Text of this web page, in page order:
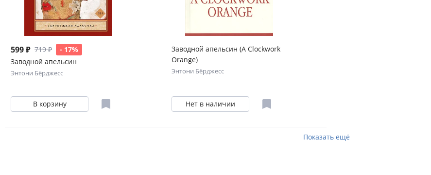
599 ₽ 719 ₽
- 17%
Заводной апельсин
Энтони Бёрджесс
В корзину
Заводной апельсин (A Clockwork
Orange)
Энтони Бёрджесс
Нет в наличии
Показать ещё